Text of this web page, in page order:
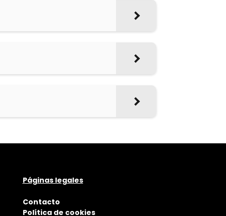
Páginas legales
Contacto
Política de cookies